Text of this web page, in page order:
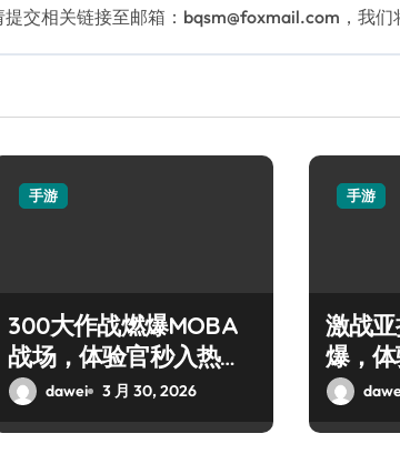
交相关链接至邮箱：bqsm@foxmail.com，我们
手游
300大作战燃爆MOBA
战场，体验官秒入热血
对决！
dawei 3 月 30, 2026
手游
激战
爆，
枪！